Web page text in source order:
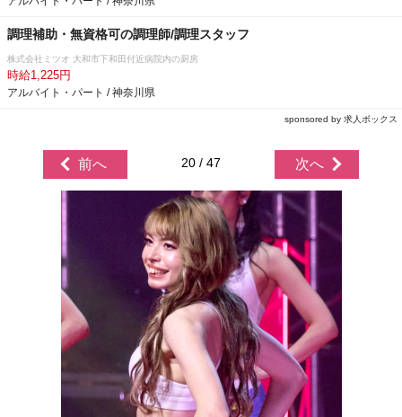
調理補助・無資格可の調理師/調理スタッフ
株式会社ミツオ 大和市下和田付近病院内の厨房
時給1,225円
アルバイト・パート / 神奈川県
sponsored by 求人ボックス
前へ 20 / 47 次へ